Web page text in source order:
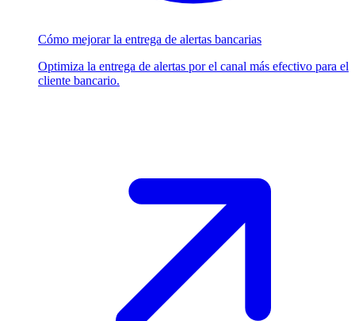
Cómo mejorar la entrega de alertas bancarias
Optimiza la entrega de alertas por el canal más efectivo para el
cliente bancario.